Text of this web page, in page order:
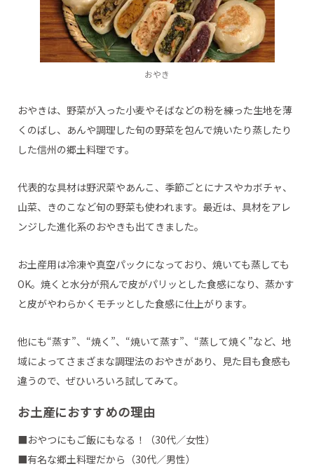
・クラフトビール【松本ブルワリー】
・栗おこわ【桜井甘精堂・泉石亭】
・くるみの醍醐味【御菓子処花岡】
・ちいずくっきい【菓子庵石川】
・徳本峠（とくごうとうげ）【開運堂】
・そば茶の贅沢チーズケーキ【食楽彩々 そば処 みよ田】
おやき
おやきは、野菜が入った小麦やそばなどの粉を練った生地を薄
くのばし、あんや調理した旬の野菜を包んで焼いたり蒸したり
した信州の郷土料理です。
代表的な具材は野沢菜やあんこ、季節ごとにナスやカボチャ、
山菜、きのこなど旬の野菜も使われます。最近は、具材をアレ
ンジした進化系のおやきも出てきました。
お土産用は冷凍や真空パックになっており、焼いても蒸しても
OK。焼くと水分が飛んで皮がパリッとした食感になり、蒸かす
と皮がやわらかくモチッとした食感に仕上がります。
他にも“蒸す”、“焼く”、“焼いて蒸す”、“蒸して焼く”など、地
域によってさまざまな調理法のおやきがあり、見た目も食感も
違うので、ぜひいろいろ試してみて。
お土産におすすめの理由
■おやつにもご飯にもなる！（30代／女性）
■有名な郷土料理だから（30代／男性）